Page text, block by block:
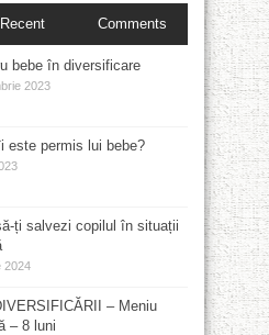
Recent Comments
bebe în diversificare
2023
este permis lui bebe?
ți salvezi copilul în situații
2024
– Meniu
– 8 luni